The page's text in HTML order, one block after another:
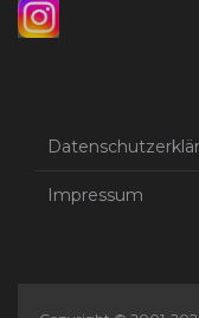
Impressum